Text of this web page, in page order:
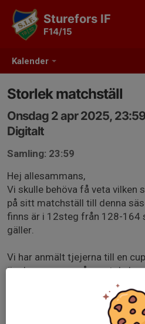
Kalender
Sturefors IF
F14/15
Storlek matchställ
Onsdag 2 apr 2025,
Digitalt
Samling: 23:59
Hej allesammans,
Vi skulle behöva få veta vilken
på sitt matchställ till denna
finns är i 12steg från 128-164
gäller.
Vi har anmält tjejerna till en
önskar era svar så snart de
med ställ till alla. Kallelse
kommer spela på lördagen